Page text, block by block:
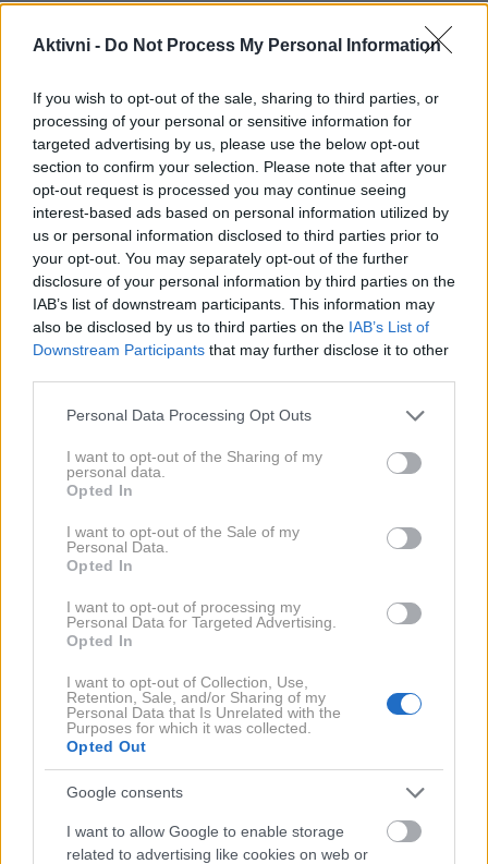
Aktivni - Do Not Process My Personal Information
If you wish to opt-out of the sale, sharing to third parties, or
processing of your personal or sensitive information for
targeted advertising by us, please use the below opt-out
section to confirm your selection. Please note that after your
opt-out request is processed you may continue seeing
interest-based ads based on personal information utilized by
us or personal information disclosed to third parties prior to
your opt-out. You may separately opt-out of the further
disclosure of your personal information by third parties on the
IAB’s list of downstream participants. This information may
also be disclosed by us to third parties on the IAB’s List of
Downstream Participants that may further disclose it to other
Please note that this website/app uses one or more Google
not limited to your visit or usage behaviour. You may click to
grant or deny consent to Google and its third-party tags to
use your data for below specified purposes in below Google
consent section.
Personal Data Processing Opt Outs
I want to opt-out of the Sharing of my
personal data.
Opted In
I want to opt-out of the Sale of my
Personal Data.
Opted In
I want to opt-out of processing my
Personal Data for Targeted Advertising.
Opted In
I want to opt-out of Collection, Use,
Retention, Sale, and/or Sharing of my
Personal Data that Is Unrelated with the
Purposes for which it was collected.
Opted Out
Google consents
I want to allow Google to enable storage
related to advertising like cookies on web or
Kaj pomenijo sanje o seksu?
Sanjanje o seksu z drugimi torej še ne pomenijo
nezadovoljstva s partnerjem, je pa res, da se
seksualne frustracije včasih odražajo tudi preko
sanj.
Če že dolgo časa niste seksali, vaša podzavest
skuša nadoknaditi zamujeno preko sanj.
Prav tako so lahko sanjerezultat dolgočasnega
seksa, ki vas ne zadovolji.
Če sanjate, da vaš partner seksa z nekom drugim,
obstaja možnost, daste podzavestno začutili
Kljub temu je veliko bolj verjetno, da
službi, se preveč ukvarja s hobiji ali pa vas ne
posluša.
Pogoste so tudi sanje o seksu z bivšimi, ki pa ne
pomenijo, da se želimo vrniti k njim in da ste
nezadovoljni v trenutnem razmerju.
podzavest verjetno brska po starih izkušnjah in
vzorcih, da bi se iz njih nekaj naučili in izboljšali
sedanjega in morebitna bodoča razmerja.
Kaj pa pomeni, če sanjate o ...